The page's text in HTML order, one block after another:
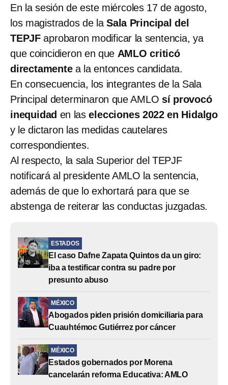
En la sesión de este miércoles 17 de agosto,
los magistrados de laSala Principal del
TEPJF aprobaron modificar la sentencia, ya
que coincidieron en que AMLO criticó
directamentea la entonces candidata.
En consecuencia, los integrantes de la Sala
Principal determinaron que AMLO sí provocó
inequidad en laselecciones 2022 en Hidalgo
y le dictaron las medidas cautelares
correspondientes.
Al respecto, la sala Superior del TEPJF
notificará al presidente AMLO la sentencia,
además de que lo exhortará para que se
abstenga de reiterar las conductas juzgadas.
ESTADOS
El caso Dafne Zapata Quintos da un giro:
iba a testificar contra su padre por
presunto abuso
MÉXICO
Abogados piden prisión domiciliaria para
Cuauhtémoc Gutiérrez por cáncer
MÉXICO
Estados gobernados por Morena
cancelarán reforma Educativa: AMLO